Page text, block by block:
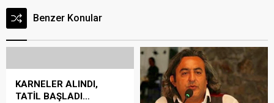
Benzer Konular
KARNELER ALINDI,
TATİL BAŞLADI…